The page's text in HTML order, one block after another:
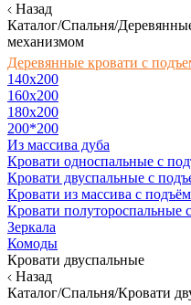
Назад
Каталог/Спальня/
механизмом
Деревянные кровати с
140x200
160х200
180х200
200*200
Из массива дуба
Кровати односпальные с
Кровати двуспальные с
Кровати из массива с
Кровати
Зеркала
Комоды
Кровати двуспальные
Назад
Каталог/Спальня/Кровати